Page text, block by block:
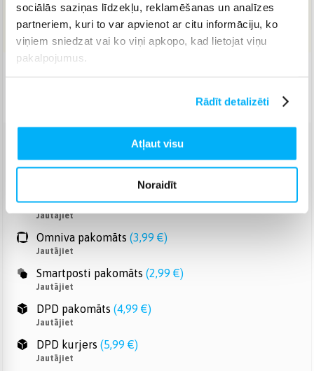
sociālās saziņas līdzekļu, reklamēšanas un analīzes
partneriem, kuri to var apvienot ar citu informāciju, ko
viņiem sniedzat vai ko viņi apkopo, kad lietojat viņu
pakalpojumus.
Rādīt detalizēti
Atļaut visu
Noraidīt
IELIKT GROZĀ
2,99 €
Jautājiet
4,99 €)
Apmaksā pilnu summu skaidrā naudā piegādes brīdī.
Jautājiet
Omniva pakomāts (3,99 €)
Jautājiet
Smartposti pakomāts (2,99 €)
Jautājiet
DPD pakomāts (4,99 €)
Jautājiet
DPD kurjers (5,99 €)
Jautājiet